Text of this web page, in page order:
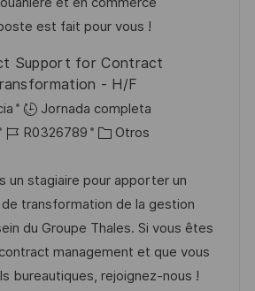
e
a
est fait pour vous !
Support for Contract
- H/F
Jornada completa
I
d
e
e
m
p
R0326789
C
t
e
g
o
r
Otros
un stagiaire pour apporter un
transformation de la gestion
du Groupe Thales. Si vous êtes
management et que vous
bureautiques, rejoignez-nous !